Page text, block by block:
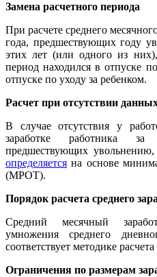
Замена расчетного периода
При расчете среднего
года, предшествующих году
этих лет (или одного из
период находился в отпуске
отпуске по уходу за ребенком.
Расчет при отсутствии
В случае отсутствия у
заработке работника
предшествующих увольнению,
определяется на основе
(МРОТ).
Порядок расчета среднего
Средний месячный
умножения среднего
соответствует методике
Ограничения по размерам